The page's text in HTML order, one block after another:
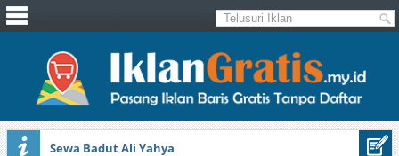
Sewa Badut Ali Yahya